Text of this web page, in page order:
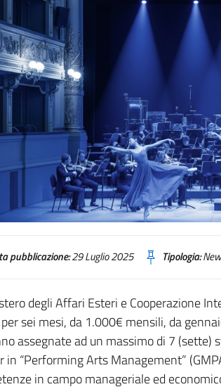
pubblicazione:29 Luglio 2025 Tipologia:
degli Affari Esteri e Cooperazione
sei mesi, da 1.000€ mensili, da
assegnate ad un massimo di 7 (sette)
in “Performing Arts Management”
in campo manageriale ed